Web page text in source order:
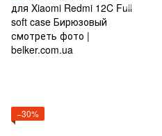
−30%